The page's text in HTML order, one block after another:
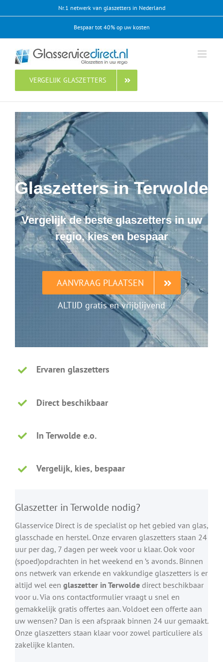
naar
Nr.1 netwerk van glaszetters in Nederland
Bespaar tot 40% op uw kosten
VERGELIJK GLASZETTERS
Glaszetters in Terwolde
Vergelijk de beste glaszetters in uw
regio, kies en bespaar
AANVRAAG PLAATSEN
ALTIJD gratis en vrijblijvend
Ervaren glaszetters
Direct beschikbaar
In Terwolde e.o.
Vergelijk, kies, bespaar
Glaszetter in Terwolde nodig?
Glasservice Direct is de specialist op het gebied van glas,
glasschade en herstel. Onze ervaren glaszetters staan 24
uur per dag, 7 dagen per week voor u klaar. Ook voor
(spoed)opdrachten in het weekend en ’s avonds. Binnen
ons netwerk van erkende en vakkundige glaszetters is er
altijd wel een glaszetter in Terwolde direct beschikbaar
voor u. Via ons contactformulier vraagt u snel en
gemakkelijk gratis offertes aan. Voldoet een offerte aan
uw wensen? Dan is een afspraak binnen 24 uur gemaakt.
Onze glaszetters staan klaar voor zowel particuliere als
zakelijke klanten.